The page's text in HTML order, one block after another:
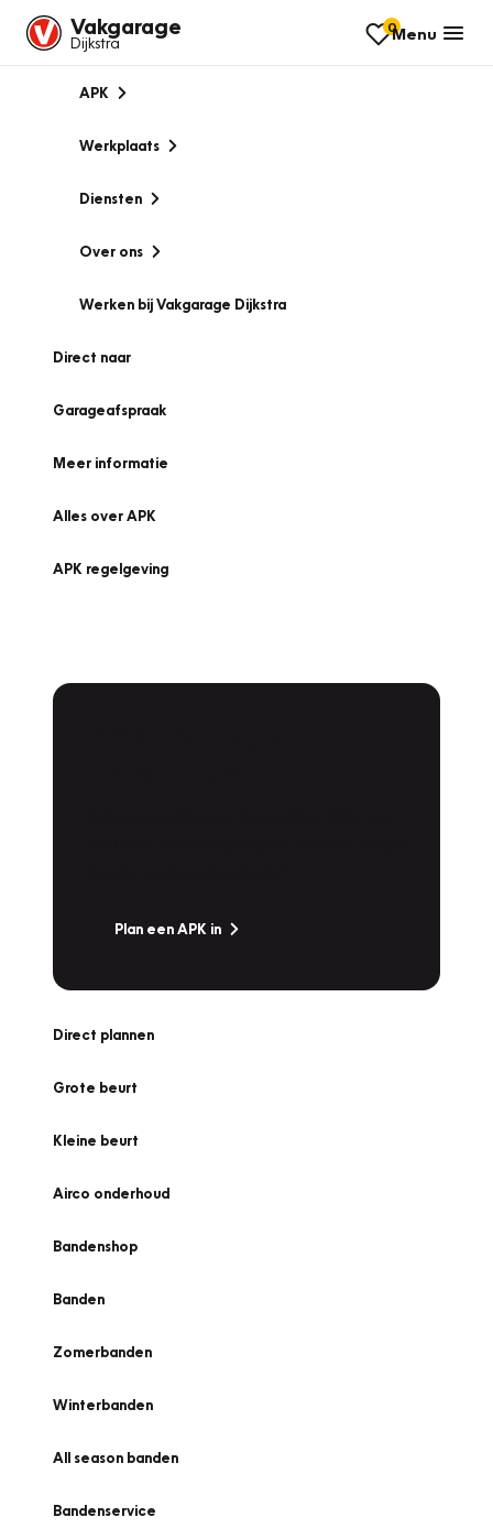
Vakgarage
Dijkstra
0Menu
APK
Werkplaats
Diensten
Over ons
Werken bij Vakgarage Dijkstra
Direct naar
Garageafspraak
Meer informatie
Alles over APK
APK regelgeving
Plan een APK in
Direct plannen
Grote beurt
Kleine beurt
Airco onderhoud
Bandenshop
Banden
Zomerbanden
Winterbanden
All season banden
Bandenservice